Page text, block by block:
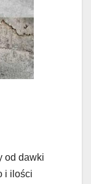
od dawki
i ilości